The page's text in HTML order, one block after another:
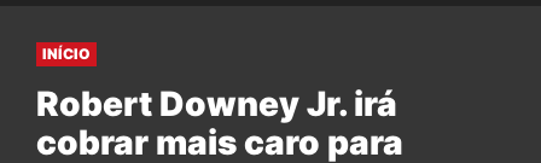
INÍCIO
Robert Downey Jr. irá
cobrar mais caro para